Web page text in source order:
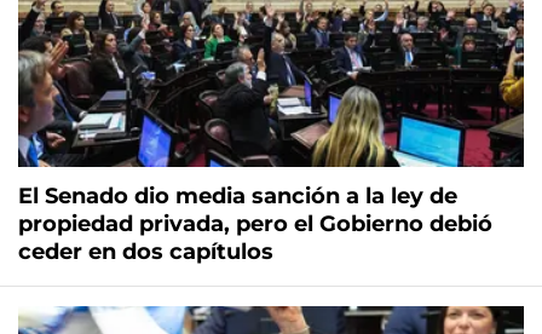
El Senado dio media sanción a la ley de
propiedad privada, pero el Gobierno debió
ceder en dos capítulos